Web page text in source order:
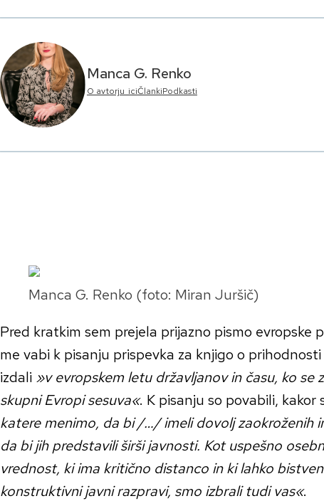
Manca G. Renko
O avtorju_iciČlankiPodkasti
Manca G. Renko (foto: Miran Juršič)
Pred kratkim sem prejela prijazno pismo evropske
me vabi k pisanju prispevka za knjigo o
izdali »v evropskem letu državljanov in času, ko se
skupni Evropi sesuva«. K pisanju so povabili, kakor
katere menimo, da bi /…/ imeli dovolj zaokroženih
da bi jih predstavili širši javnosti. Kot uspešno
vrednost, ki ima kritično distanco in ki lahko
konstruktivni javni razpravi, smo izbrali tudi vas«.